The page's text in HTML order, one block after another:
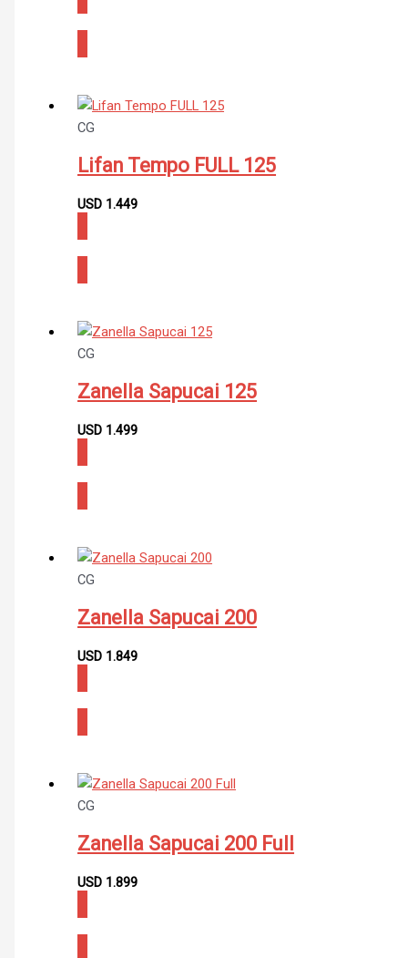
CG
Lifan Tempo FULL 125
USD 1.449
CG
Zanella Sapucai 125
USD 1.499
CG
Zanella Sapucai 200
USD 1.849
CG
Zanella Sapucai 200 Full
USD 1.899